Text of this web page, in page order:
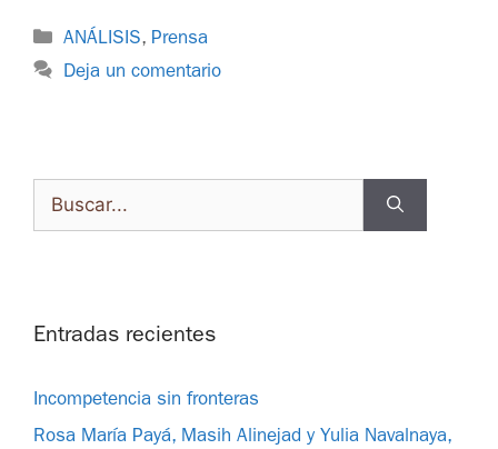
ANÁLISIS, Prensa
Deja un comentario
Entradas recientes
Incompetencia sin fronteras
Rosa María Payá, Masih Alinejad y Yulia Navalnaya,